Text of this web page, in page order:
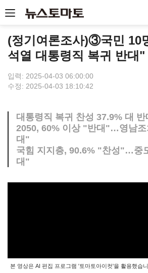
(정기여론조사)③국민 10
석열 대통령직 복귀 반대"
입력: 2025-04-03 06:00:00
수정: 2025-04-03 18:10:42
대통령직 복귀 찬성 37.9% 대
2050, 60% 이상 "반대"…영남
대"
국힘 지지층, 90.6% "찬성"…중
대"
본 영상은 AI 편집 프로그램 '토마토아이컷'을 활용했습니